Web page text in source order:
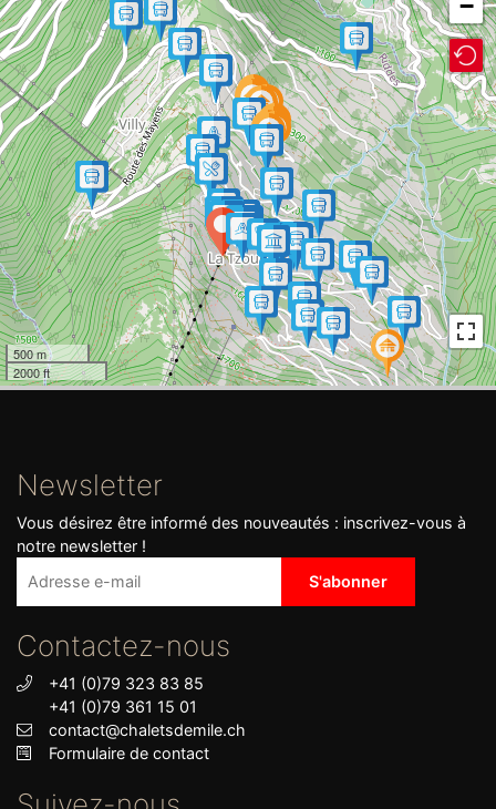
−
500 m
2000 ft
Newsletter
Vous désirez être informé des nouveautés : inscrivez-vous à
notre newsletter !
Contactez-nous
+41 (0)79 323 83 85
+41 (0)79 361 15 01
contact@chaletsdemile.ch
Formulaire de contact